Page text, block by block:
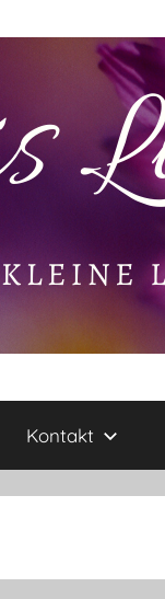
Kontakt